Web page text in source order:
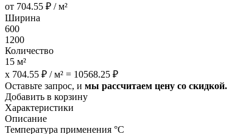
от 704.55 ₽ / м²
Ширина
600
1200
Количество
15 м²
x 704.55 ₽ / м² = 10568.25 ₽
Оставьте запрос, и мы рассчитаем цену со скидкой.
Добавить в корзину
Характеристики
Описание
Температура применения °С